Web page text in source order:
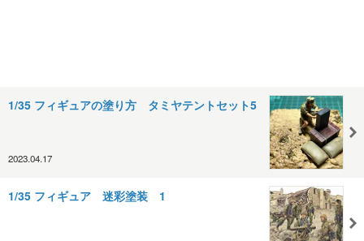
1/35 フィギュアの塗り方 タミヤテントセット5
2023.04.17
1/35 フィギュア 迷彩塗装 1